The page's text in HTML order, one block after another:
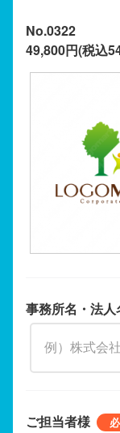
No.0322
49,800円(税込
事務所名・法人
ご担当者様